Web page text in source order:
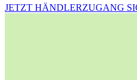
JETZT HÄNDLERZUGANG